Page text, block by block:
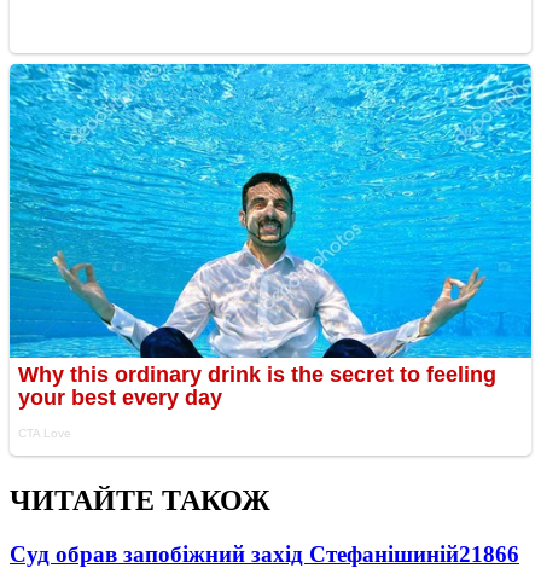
ЧИТАЙТЕ ТАКОЖ
Суд обрав запобіжний захід Стефанішиній21866